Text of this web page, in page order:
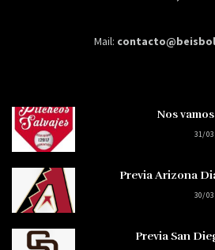
Mail:
Nos
31/
Previa Arizona
30/
Previa San